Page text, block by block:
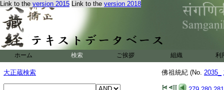
Link to the version 2015 Link to the version 2018
ホーム 検索 ご挨拶 組織 利
大正蔵検索 佛祖統紀 (No. 2035_
訪道禪林。晩年專
陀懺儀。歸郷郡作
亘天舍利應現。靖
檝積俸資造大藏經
隨身奉供。後以給
作繋念會。及鎭長
僧衣登座。謝官吏
呉秉信。四明人。
臥其中。至五更令